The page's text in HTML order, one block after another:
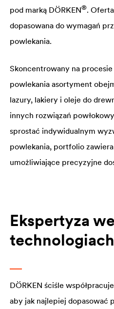
pod marką DÖRKEN®.
dopasowana do wymagań
powlekania.
Skoncentrowany na
powlekania asortyment
lazury, lakiery i oleje do
innych rozwiązań
sprostać indywidualnym
powlekania, portfolio
umożliwiające precyzyjne
Ekspertyza
technologiach
DÖRKEN ściśle
aby jak najlepiej dopasować